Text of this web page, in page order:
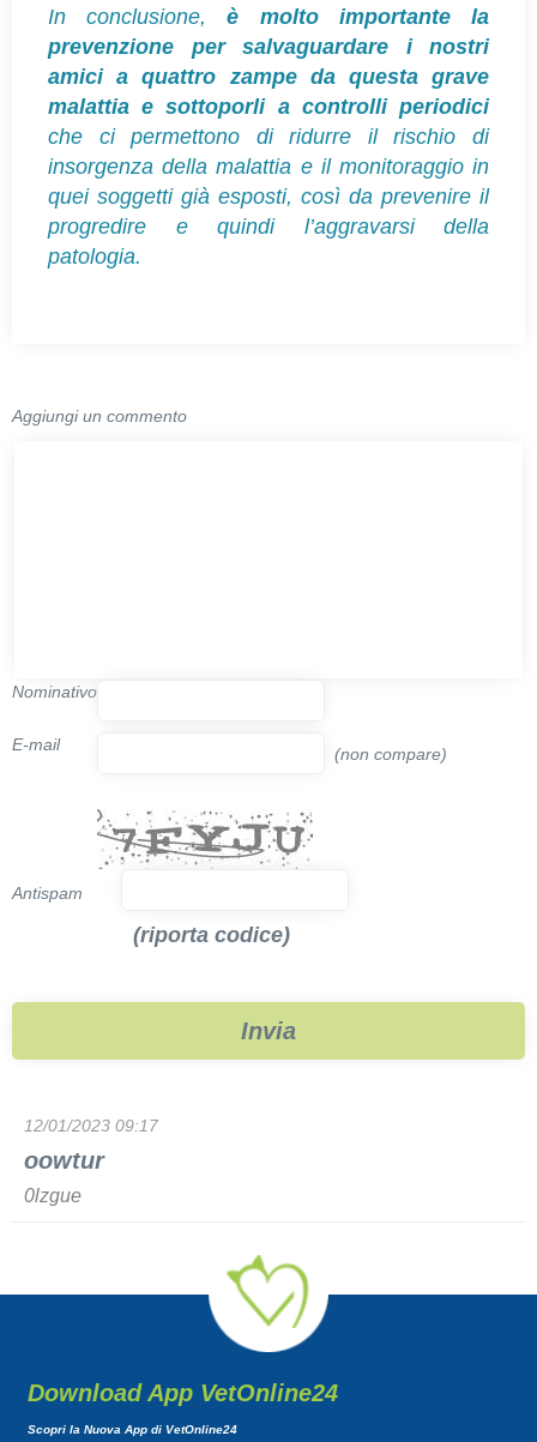
In conclusione,è molto importante la
prevenzione per salvaguardare i nostri
amici a quattro zampe da questa grave
malattia e sottoporli a controlli periodici
che ci permettono di ridurre il rischio di
insorgenza della malattia e il monitoraggio in
quei soggetti già esposti, così da prevenire il
progredire e quindi l’aggravarsi della
patologia.
Aggiungi un commento
Nominativo
E-mail (non compare)
Antispam
(riporta codice)
12/01/2023 09:17
oowtur
0lzgue
Download App VetOnline24
Scopri la Nuova App di VetOnline24